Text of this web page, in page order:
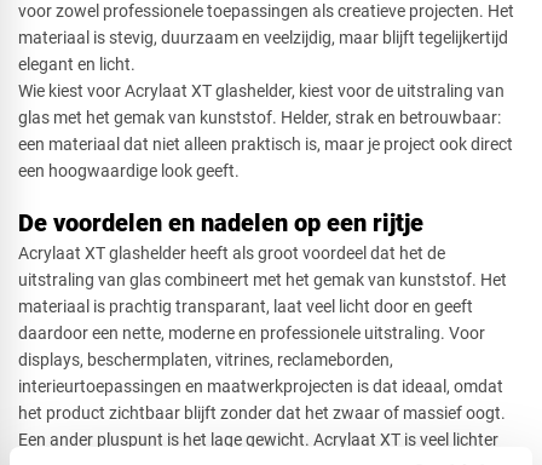
voor zowel professionele toepassingen als creatieve projecten. Het
materiaal is stevig, duurzaam en veelzijdig, maar blijft tegelijkertijd
elegant en licht.
Wie kiest voor Acrylaat XT glashelder, kiest voor de uitstraling van
glas met het gemak van kunststof. Helder, strak en betrouwbaar:
een materiaal dat niet alleen praktisch is, maar je project ook direct
een hoogwaardige look geeft.
De voordelen en nadelen op een rijtje
Acrylaat XT glashelder heeft als groot voordeel dat het de
uitstraling van glas combineert met het gemak van kunststof. Het
materiaal is prachtig transparant, laat veel licht door en geeft
daardoor een nette, moderne en professionele uitstraling. Voor
displays, beschermplaten, vitrines, reclameborden,
interieurtoepassingen en maatwerkprojecten is dat ideaal, omdat
het product zichtbaar blijft zonder dat het zwaar of massief oogt.
Een ander pluspunt is het lage gewicht. Acrylaat XT is veel lichter